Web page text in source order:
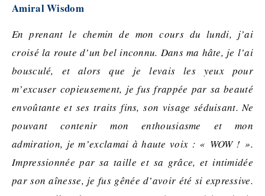
Amiral Wisdom
En prenant le chemin de mon cours du lundi, j’ai
croisé la route d’un bel inconnu. Dans ma hâte, je l’ai
bousculé, et alors que je levais les yeux pour
m’excuser copieusement, je fus frappée par sa beauté
envoûtante et ses traits fins, son visage séduisant. Ne
pouvant contenir mon enthousiasme et mon
admiration, je m’exclamai à haute voix : « WOW ! ».
Impressionnée par sa taille et sa grâce, et intimidée
par son aînesse, je fus gênée d’avoir été si expressive.